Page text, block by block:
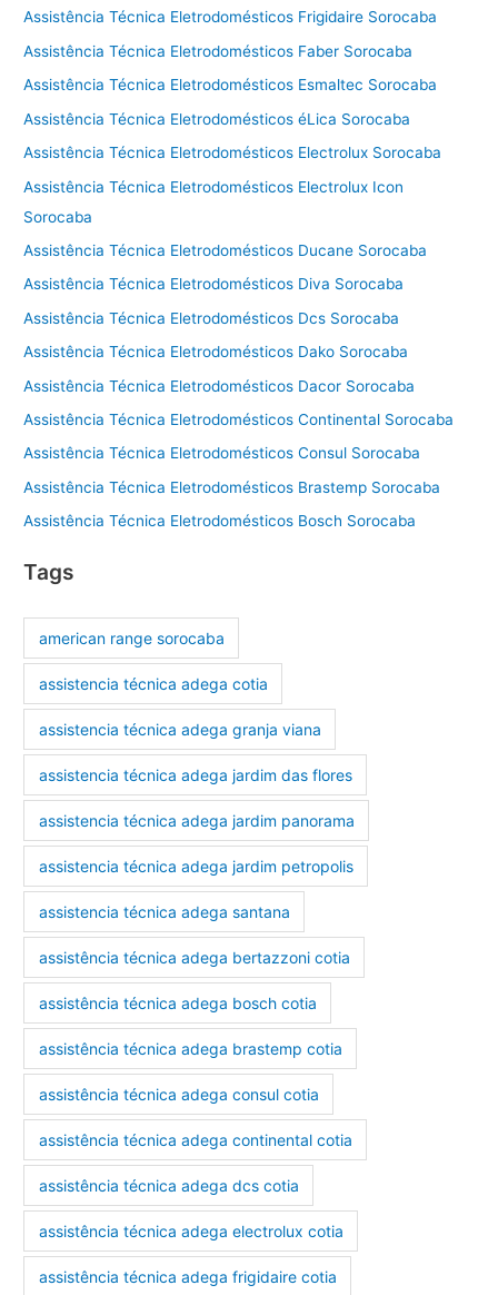
Assistência Técnica Eletrodomésticos Frigidaire Sorocaba
Assistência Técnica Eletrodomésticos Faber Sorocaba
Assistência Técnica Eletrodomésticos Esmaltec Sorocaba
Assistência Técnica Eletrodomésticos éLica Sorocaba
Assistência Técnica Eletrodomésticos Electrolux Sorocaba
Assistência Técnica Eletrodomésticos Electrolux Icon
Sorocaba
Assistência Técnica Eletrodomésticos Ducane Sorocaba
Assistência Técnica Eletrodomésticos Diva Sorocaba
Assistência Técnica Eletrodomésticos Dcs Sorocaba
Assistência Técnica Eletrodomésticos Dako Sorocaba
Assistência Técnica Eletrodomésticos Dacor Sorocaba
Assistência Técnica Eletrodomésticos Continental Sorocaba
Assistência Técnica Eletrodomésticos Consul Sorocaba
Assistência Técnica Eletrodomésticos Brastemp Sorocaba
Assistência Técnica Eletrodomésticos Bosch Sorocaba
Tags
american range sorocaba
assistencia técnica adega cotia
assistencia técnica adega granja viana
assistencia técnica adega jardim das flores
assistencia técnica adega jardim panorama
assistencia técnica adega jardim petropolis
assistencia técnica adega santana
assistência técnica adega bertazzoni cotia
assistência técnica adega bosch cotia
assistência técnica adega brastemp cotia
assistência técnica adega consul cotia
assistência técnica adega continental cotia
assistência técnica adega dcs cotia
assistência técnica adega electrolux cotia
assistência técnica adega frigidaire cotia